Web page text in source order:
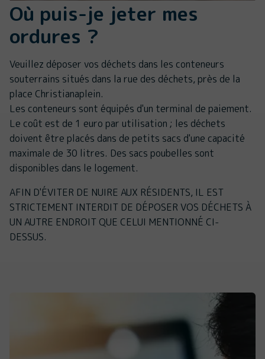
Où puis-je jeter mes
ordures ?
Veuillez déposer vos déchets dans les conteneurs
souterrains situés dans la rue des déchets, près de la
place Christianaplein.
Les conteneurs sont équipés d'un terminal de paiement.
Le coût est de 1 euro par utilisation ; les déchets
doivent être placés dans de petits sacs d'une capacité
maximale de 30 litres. Des sacs poubelles sont
disponibles dans le logement.
AFIN D'ÉVITER DE NUIRE AUX RÉSIDENTS, IL EST
STRICTEMENT INTERDIT DE DÉPOSER VOS DÉCHETS À
UN AUTRE ENDROIT QUE CELUI MENTIONNÉ CI-
DESSUS.